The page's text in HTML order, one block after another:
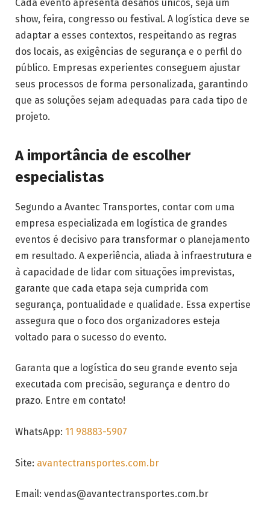
Cada evento apresenta desafios únicos, seja um
show, feira, congresso ou festival. A logística deve se
adaptar a esses contextos, respeitando as regras
dos locais, as exigências de segurança e o perfil do
público. Empresas experientes conseguem ajustar
seus processos de forma personalizada, garantindo
que as soluções sejam adequadas para cada tipo de
projeto.
A importância de escolher
especialistas
Segundo a Avantec Transportes, contar com uma
empresa especializada em logística de grandes
eventos é decisivo para transformar o planejamento
em resultado. A experiência, aliada à infraestrutura e
à capacidade de lidar com situações imprevistas,
garante que cada etapa seja cumprida com
segurança, pontualidade e qualidade. Essa expertise
assegura que o foco dos organizadores esteja
voltado para o sucesso do evento.
Garanta que a logística do seu grande evento seja
executada com precisão, segurança e dentro do
prazo. Entre em contato!
WhatsApp: 11 98883-5907
Site: avantectransportes.com.br
Email: vendas@avantectransportes.com.br